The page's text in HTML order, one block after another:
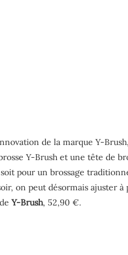
de la marque Y-
Y-Brush et une tête de
pour un brossage
on peut désormais ajuster à
Y-Brush, 52,90 €.